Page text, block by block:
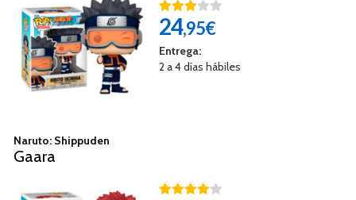
24,95€
Entrega:
2 a 4 días hábiles
Naruto: Shippuden
Gaara